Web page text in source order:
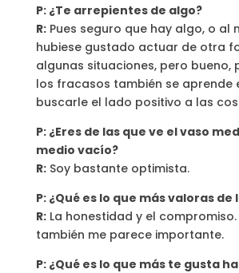
P: ¿Te arrepientes de algo?
R:Pues seguro que hay algo, o al
hubiese gustado actuar de otra
algunas situaciones, pero bueno,
los fracasos también se aprende
buscarle el lado positivo a las
P: ¿Eres de las que ve el vaso
medio vacío?
R:Soy bastante optimista.
P: ¿Qué es lo que más valoras de
R:La honestidad y el
también me parece importante.
P: ¿Qué es lo que más te gusta